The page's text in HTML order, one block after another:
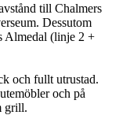
till Chalmers
Dessutom
Almedal (linje 2 +
och fullt utrustad.
och på
grill.